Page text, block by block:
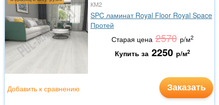
КМ2
SPC ламинат Royal Floor Royal Space
Протей
Старая цена 2570 р/м2
Купить за 2250 р/м2
Заказать
Добавить к сравнению